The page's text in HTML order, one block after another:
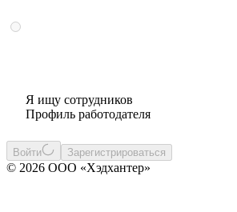
Я ищу сотрудников
Профиль работодателя
Войти Зарегистрироваться
© 2026 ООО «Хэдхантер»